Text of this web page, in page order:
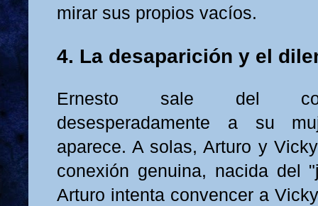
mirar sus propios vacíos.
4. La desaparición y el
Ernesto sale del
desesperadamente a su
aparece. A solas, Arturo y
conexión genuina, nacida del
Arturo intenta convencer a